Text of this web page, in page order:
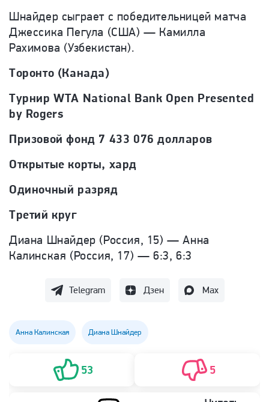
Шнайдер сыграет с победительницей матча
Джессика Пегула (США) — Камилла
Рахимова (Узбекистан).
Торонто (Канада)
Турнир WTA National Bank Open Presented
by Rogers
Призовой фонд 7 433 076 долларов
Открытые корты, хард
Одиночный разряд
Третий круг
Диана Шнайдер (Россия, 15) — Анна
Калинская (Россия, 17) — 6:3, 6:3
Telegram Дзен Max
Анна Калинская Диана Шнайдер
53 5